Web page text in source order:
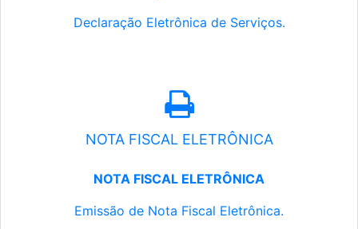
Declaração Eletrônica de Serviços.
NOTA FISCAL ELETRÔNICA
NOTA FISCAL ELETRÔNICA
Emissão de Nota Fiscal Eletrônica.